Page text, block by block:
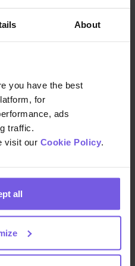
About
you have the best
for
ads
traffic.
visit our Cookie Policy.
all
une expérience sur
numériques
pour clients
nécessité pour les
l’application
afin
Grâce à
ouvrir leur
de la Guest App
d’application